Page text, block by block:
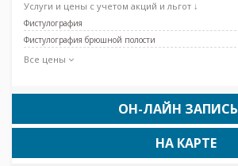
Услуги и цены с учетом акций и льгот ↓
Фистулография
Фистулография брюшной полости
Все цены
ОН-ЛАЙН ЗАПИСЬ
НА КАРТЕ